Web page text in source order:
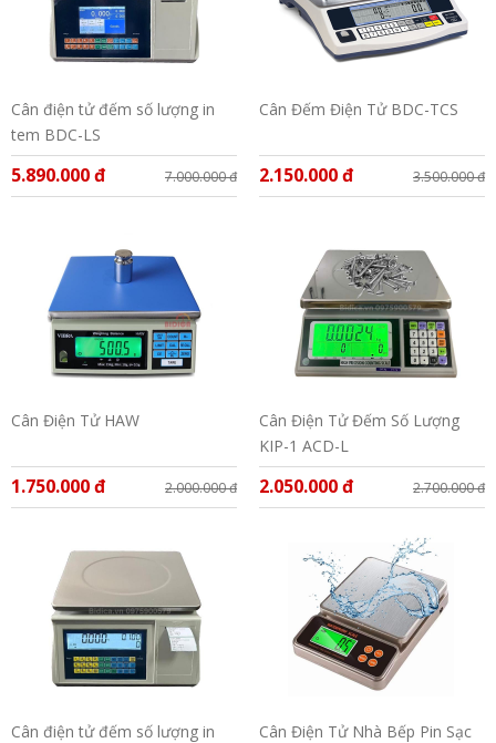
Cân điện tử đếm số lượng in
tem BDC-LS
5.890.000 đ 7.000.000 đ
Cân Đếm Điện Tử BDC-TCS
2.150.000 đ 3.500.000 đ
Cân Điện Tử HAW
1.750.000 đ 2.000.000 đ
Cân Điện Tử Đếm Số Lượng
KIP-1 ACD-L
2.050.000 đ 2.700.000 đ
Cân điện tử đếm số lượng in
Cân Điện Tử Nhà Bếp Pin Sạc